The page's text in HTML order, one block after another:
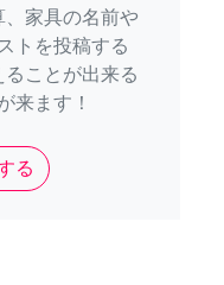
家具の名前や
トを投稿する
ことが出来る
来ます！
る